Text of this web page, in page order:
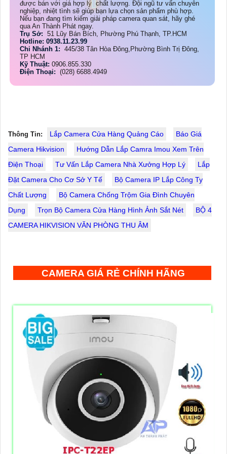
được bán với giá hợp lý chất lượng. Đội ngũ tư vấn chuyên
nghiệp, nhiệt tình sẽ giúp bạn lựa chọn sản phẩm phù hợp.
Nếu bạn đang tìm kiếm giải pháp camera quan sát, hãy ghé
qua An Thành Phát ngay.
Trụ Sở: 51 Lũy Bán Bích, Phường Phú Thạnh, TP.HCM
Hotline: 0938.11.23.99
Chi Nhánh 1: 445/38 Tân Hòa Đông,Phường Bình Trị Đông,
TP HCM
Kỹ Thuật: 0906.855.330
Điện Thoại: (028) 6688.4949
Thông Tin: Lắp Camera Cửa Hàng Quảng Cáo
Báo Giá
Camera Hikvision
Hướng Dẫn Lắp Camra Imou Xem Trên
Điện Thoại
Tư Vấn Lắp Camera Nhà Xưởng Hợp Lý
Lắp
Đặt Camera Cho Cơ Sở Y Tế
Bộ Camera IP Lắp Công Ty
Chất Lượng
Bộ Camera Chống Trộm Gia Đình Chuyên
Dụng
Trọn Bộ Camera Cửa Hàng Hình Ảnh Sắt Nét
BỘ 4
CAMERA HIKVISION VĂN PHÒNG THU ÂM
CAMERA GIÁ RẺ CHÍNH HÃNG